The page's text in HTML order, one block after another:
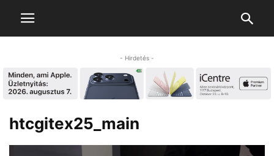
- Hirdetés -
htcgitex25_main